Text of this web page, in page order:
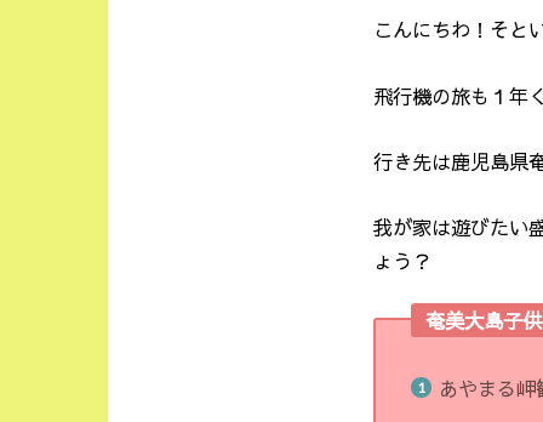
こんにちわ！そと
飛行機の旅も１年
行き先は鹿児島県
我が家は遊びたい
ょう？
奄美大島子
あやまる岬